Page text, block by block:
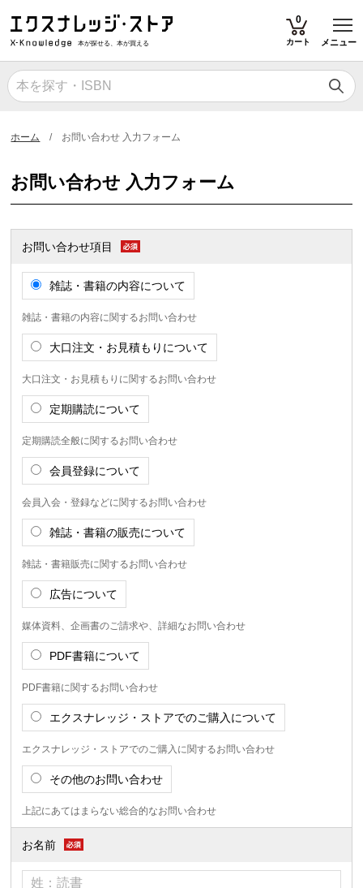
本が探せる、本が買える
0
カート メニュー
ホーム お問い合わせ 入力フォーム
お問い合わせ 入力フォーム
お問い合わせ項目
雑誌・書籍の内容について
雑誌・書籍の内容に関するお問い合わせ
大口注文・お見積もりについて
大口注文・お見積もりに関するお問い合わせ
定期購読について
定期購読全般に関するお問い合わせ
会員登録について
会員入会・登録などに関するお問い合わせ
雑誌・書籍の販売について
雑誌・書籍販売に関するお問い合わせ
広告について
媒体資料、企画書のご請求や、詳細なお問い合わせ
PDF書籍について
PDF書籍に関するお問い合わせ
エクスナレッジ・ストアでのご購入について
エクスナレッジ・ストアでのご購入に関するお問い合わせ
その他のお問い合わせ
上記にあてはまらない総合的なお問い合わせ
お名前